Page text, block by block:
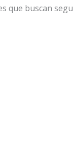
que buscan